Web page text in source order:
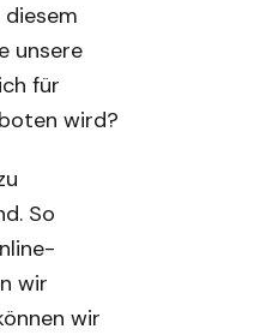
unsere
für
wird?
So
wir
wir